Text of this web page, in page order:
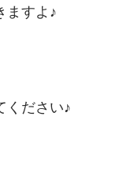
ますよ♪
ください♪